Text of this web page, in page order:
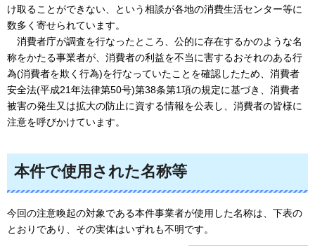
け取ることができない、という相談が各地の消費生活センター等に
数多く寄せられています。
消費者庁が調査を行なったところ、公的に存在するかのような名
称をかたる事業者が、消費者の利益を不当に害するおそれのある行
為(消費者を欺く行為)を行なっていたことを確認したため、消費者
安全法(平成21年法律第50号)第38条第1項の規定に基づき、消費者
被害の発生又は拡大の防止に資する情報を公表し、消費者の皆様に
注意を呼びかけています。
本件で使用された名称等
今回の注意喚起の対象である本件事業者が使用した名称は、下表の
とおりであり、その実体はいずれも不明です。